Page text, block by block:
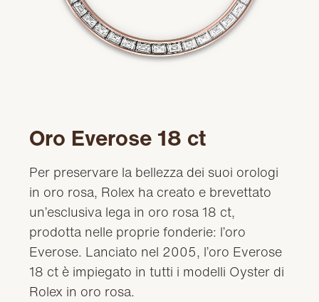
Oro Everose 18 ct
Per preservare la bellezza dei suoi orologi
in oro rosa, Rolex ha creato e brevettato
un’esclusiva lega in oro rosa 18 ct,
prodotta nelle proprie fonderie: l’oro
Everose. Lanciato nel 2005, l’oro Everose
18 ct è impiegato in tutti i modelli Oyster di
Rolex in oro rosa.